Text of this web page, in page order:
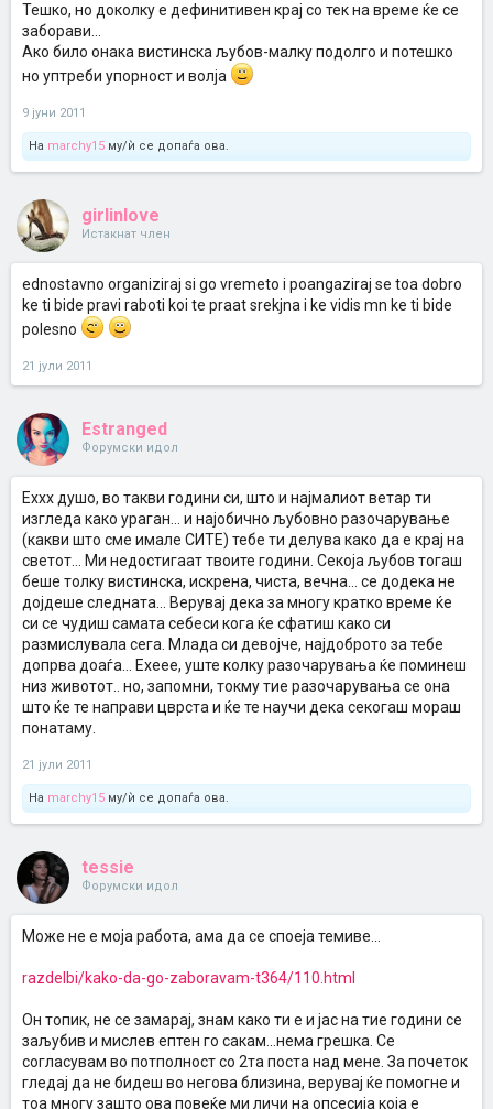
Тешко, но доколку е дефинитивен крај со тек на време ќе се
заборави...
Ако било онака вистинска љубов-малку подолго и потешко
но уптреби упорност и волја
9 јуни 2011
На marchy15 му/ѝ се допаѓа ова.
girlinlove
Истакнат член
ednostavno organiziraj si go vremeto i poangaziraj se toa dobro
ke ti bide pravi raboti koi te praat srekjna i ke vidis mn ke ti bide
polesno
21 јули 2011
Estranged
Форумски идол
Еххх душо, во такви години си, што и најмалиот ветар ти
изгледа како ураган... и најобично љубовно разочарување
(какви што сме имале СИТЕ) тебе ти делува како да е крај на
светот... Ми недостигаат твоите години. Секоја љубов тогаш
беше толку вистинска, искрена, чиста, вечна... се додека не
дојдеше следната... Верувај дека за многу кратко време ќе
си се чудиш самата себеси кога ќе сфатиш како си
размислувала сега. Млада си девојче, најдоброто за тебе
допрва доаѓа... Ехеее, уште колку разочарувања ќе поминеш
низ животот.. но, запомни, токму тие разочарувања се она
што ќе те направи цврста и ќе те научи дека секогаш мораш
понатаму.
21 јули 2011
На marchy15 му/ѝ се допаѓа ова.
tessie
Форумски идол
Moже не е моја работа, ама да се споеја темиве...
razdelbi/kako-da-go-zaboravam-t364/110.html
Он топик, не се замарај, знам како ти е и јас на тие години се
заљубив и мислев ептен го сакам...нема грешка. Се
согласувам во потполност со 2та поста над мене. За почеток
гледај да не бидеш во негова близина, верувај ќе помогне и
тоа многу зашто ова повеќе ми личи на опсесија која е